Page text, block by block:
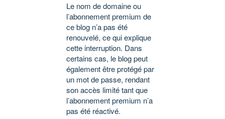
Le nom de domaine ou
l’abonnement premium de
ce blog n’a pas été
renouvelé, ce qui explique
cette interruption. Dans
certains cas, le blog peut
également être protégé par
un mot de passe, rendant
son accès limité tant que
l’abonnement premium n’a
pas été réactivé.